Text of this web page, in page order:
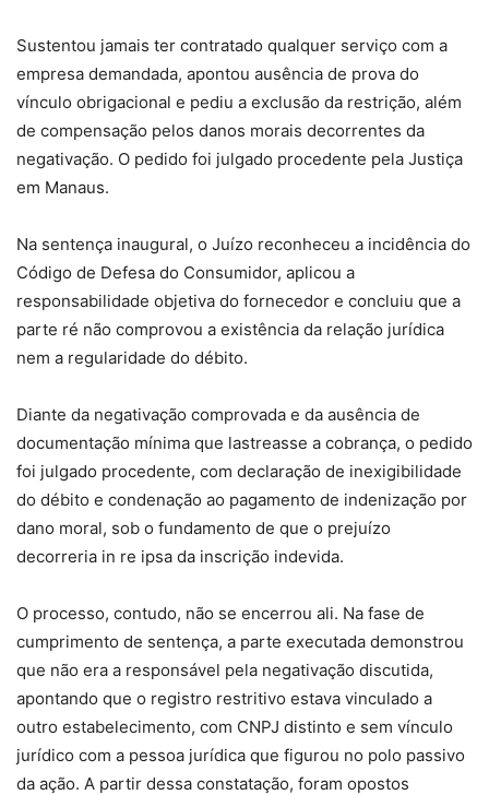
Sustentou jamais ter contratado qualquer serviço com a
empresa demandada, apontou ausência de prova do
vínculo obrigacional e pediu a exclusão da restrição, além
de compensação pelos danos morais decorrentes da
negativação. O pedido foi julgado procedente pela Justiça
em Manaus.
Na sentença inaugural, o Juízo reconheceu a incidência do
Código de Defesa do Consumidor, aplicou a
responsabilidade objetiva do fornecedor e concluiu que a
parte ré não comprovou a existência da relação jurídica
nem a regularidade do débito.
Diante da negativação comprovada e da ausência de
documentação mínima que lastreasse a cobrança, o pedido
foi julgado procedente, com declaração de inexigibilidade
do débito e condenação ao pagamento de indenização por
dano moral, sob o fundamento de que o prejuízo
decorreria in re ipsa da inscrição indevida.
O processo, contudo, não se encerrou ali. Na fase de
cumprimento de sentença, a parte executada demonstrou
que não era a responsável pela negativação discutida,
apontando que o registro restritivo estava vinculado a
outro estabelecimento, com CNPJ distinto e sem vínculo
jurídico com a pessoa jurídica que figurou no polo passivo
da ação. A partir dessa constatação, foram opostos